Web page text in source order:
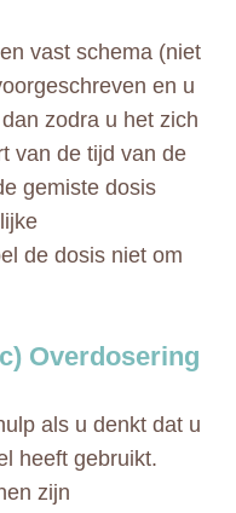
vast schema (niet
en u
zodra u het zich
van de tijd van de
gemiste dosis
de dosis niet om
Overdosering
als u denkt dat u
heeft gebruikt.
zijn